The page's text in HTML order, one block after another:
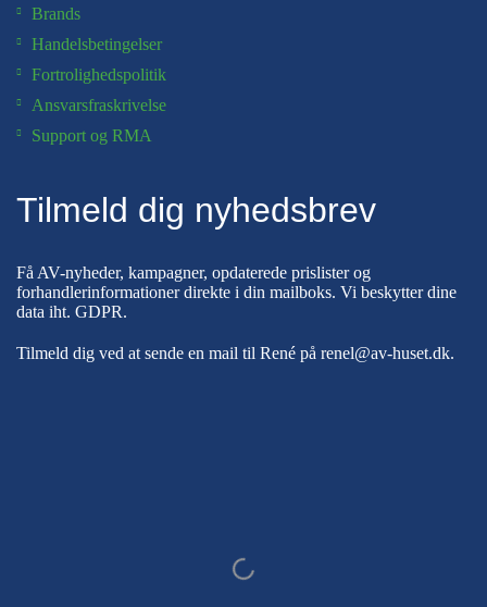
Brands
Handelsbetingelser
Fortrolighedspolitik
Ansvarsfraskrivelse
Support og RMA
Tilmeld dig nyhedsbrev
Få AV-nyheder, kampagner, opdaterede prislister og
forhandlerinformationer direkte i din mailboks. Vi beskytter dine
data iht. GDPR.
Tilmeld dig ved at sende en mail til René på renel@av-huset.dk.